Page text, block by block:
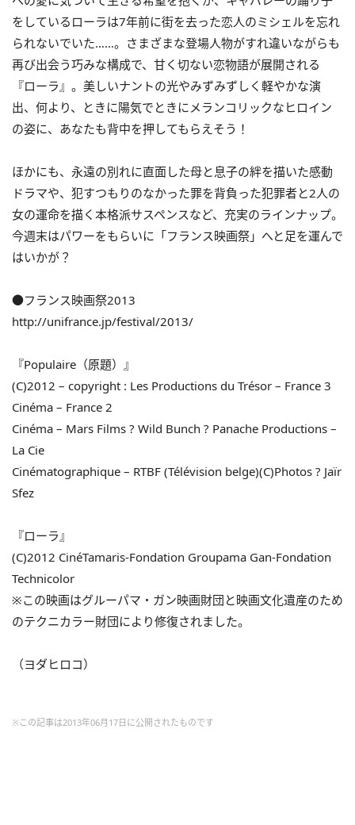
をしているローラは7年前に街を去った恋人のミシェルを忘れ
られないでいた……。さまざまな登場人物がすれ違いながらも
再び出会う巧みな構成で、甘く切ない恋物語が展開される
『ローラ』。美しいナントの光やみずみずしく軽やかな演
出、何より、ときに陽気でときにメランコリックなヒロイン
の姿に、あなたも背中を押してもらえそう！
ほかにも、永遠の別れに直面した母と息子の絆を描いた感動
ドラマや、犯すつもりのなかった罪を背負った犯罪者と2人の
女の運命を描く本格派サスペンスなど、充実のラインナップ。
今週末はパワーをもらいに「フランス映画祭」へと足を運んで
はいかが？
●フランス映画祭2013
http://unifrance.jp/festival/2013/
『Populaire（原題）』
(C)2012 – copyright : Les Productions du Trésor – France 3
Cinéma – France 2
Cinéma – Mars Films ? Wild Bunch ? Panache Productions –
La Cie
Cinématographique – RTBF (Télévision belge)(C)Photos ? Jaïr
Sfez
『ローラ』
(C)2012 CinéTamaris-Fondation Groupama Gan-Fondation
Technicolor
※この映画はグルーパマ・ガン映画財団と映画文化遺産のため
のテクニカラー財団により修復されました。
（ヨダヒロコ）
※この記事は2013年06月17日に公開されたものです